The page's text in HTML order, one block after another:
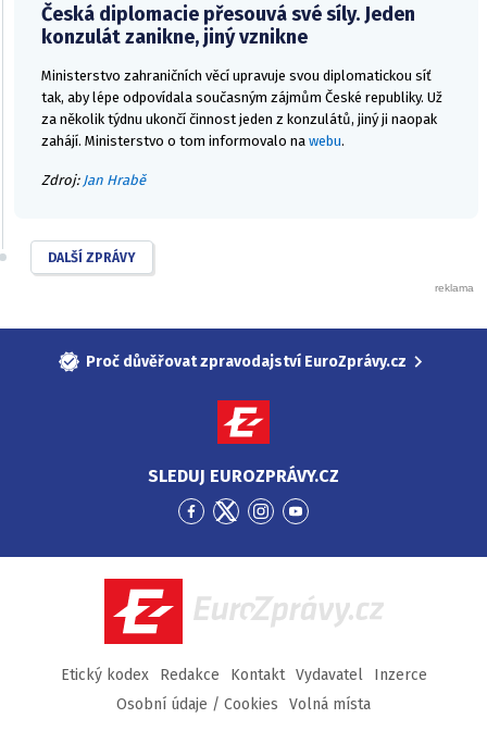
Česká diplomacie přesouvá své síly. Jeden
konzulát zanikne, jiný vznikne
Ministerstvo zahraničních věcí upravuje svou diplomatickou síť
tak, aby lépe odpovídala současným zájmům České republiky. Už
za několik týdnu ukončí činnost jeden z konzulátů, jiný ji naopak
zahájí. Ministerstvo o tom informovalo na webu.
Zdroj: Jan Hrabě
DALŠÍ ZPRÁVY
Proč důvěřovat zpravodajství EuroZprávy.cz
SLEDUJ EUROZPRÁVY.CZ
Přejít
Facebook
Přejít
Twitter
Přejít
Instagram
Přejít
YouTube
EuroZprávy.cz
Etický kodex Redakce Kontakt Vydavatel
Inzerce
Osobní údaje / Cookies
Volná místa